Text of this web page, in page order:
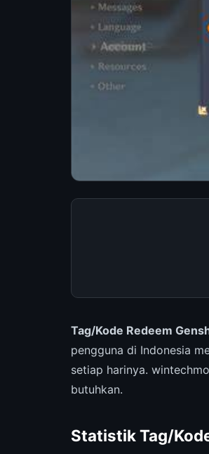
Tag/Kode Redeem
pengguna di Indonesia
setiap harinya.
butuhkan.
Statistik Tag/